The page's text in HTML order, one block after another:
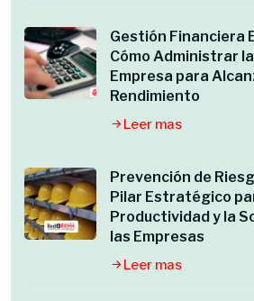
Gestión Financiera
Cómo Administrar
Empresa para
Rendimiento
Leer mas
Prevención de
Pilar Estratégico
Productividad y la
las Empresas
Leer mas